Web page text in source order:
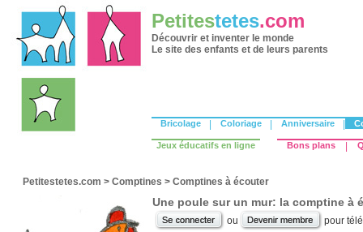
Petitestetes.com
Découvrir et inventer le monde
Le site des enfants et de leurs parents
Bricolage Coloriage Anniversaire
Jeux éducatifs en ligne Bons plans
Petitestetes.com > Comptines > Comptines à écouter
Une poule sur un mur: la comptine à
ou
pour